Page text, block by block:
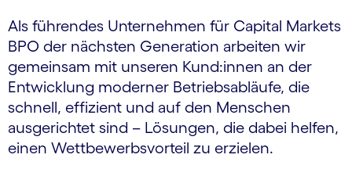
Als führendes Unternehmen für Capital Markets
BPO der nächsten Generation arbeiten wir
gemeinsam mit unseren Kund:innen an der
Entwicklung moderner Betriebsabläufe, die
schnell, effizient und auf den Menschen
ausgerichtet sind – Lösungen, die dabei helfen,
einen Wettbewerbsvorteil zu erzielen.